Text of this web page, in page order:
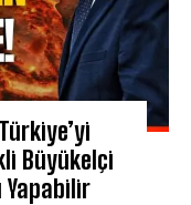
Büyükelçi
Yapabilir